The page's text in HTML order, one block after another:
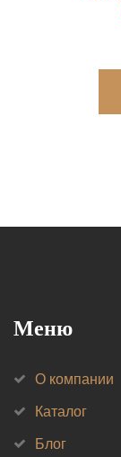
Меню
О компании
Каталог
Блог